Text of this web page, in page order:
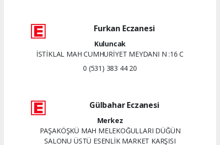
Furkan Eczanesi
Kuluncak
İSTİKLAL MAH CUMHURİYET MEYDANI N :16 C
0 (531) 383 44 20
Gülbahar Eczanesi
Merkez
PAŞAKÖŞKÜ MAH MELEKOĞULLARI DÜĞÜN
SALONU ÜSTÜ ESENLİK MARKET KARŞISI